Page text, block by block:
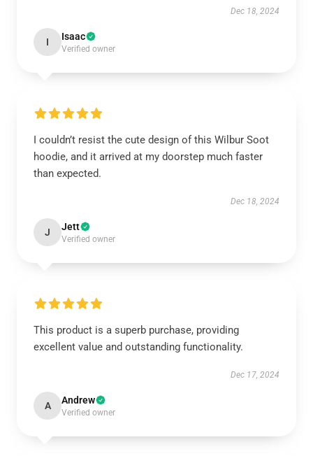
Dec 18, 2024
I Isaac
Verified owner
I couldn’t resist the cute design of this Wilbur Soot
hoodie, and it arrived at my doorstep much faster
than expected.
Dec 18, 2024
J Jett
Verified owner
This product is a superb purchase, providing
excellent value and outstanding functionality.
Dec 17, 2024
A Andrew
Verified owner